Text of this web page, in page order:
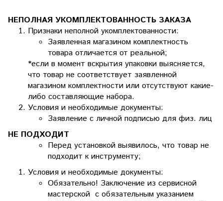
НЕПОЛНАЯ УКОМПЛЕКТОВАННОСТЬ ЗАКАЗА
Признаки неполной укомплектованности:
Заявленная магазином комплектность
товара отличается от реальной;
*если в момент вскрытия упаковки выясняется,
что товар не соответствует заявленной
магазином комплектности или отсутствуют какие-
либо составляющие набора.
Условия и необходимые документы:
Заявление с личной подписью для физ. лиц
НЕ ПОДХОДИТ
Перед установкой выявилось, что товар не
подходит к инструменту;
Условия и необходимые документы:
Обязательно! Заключение из сервисной
мастерской с обязательным указанием